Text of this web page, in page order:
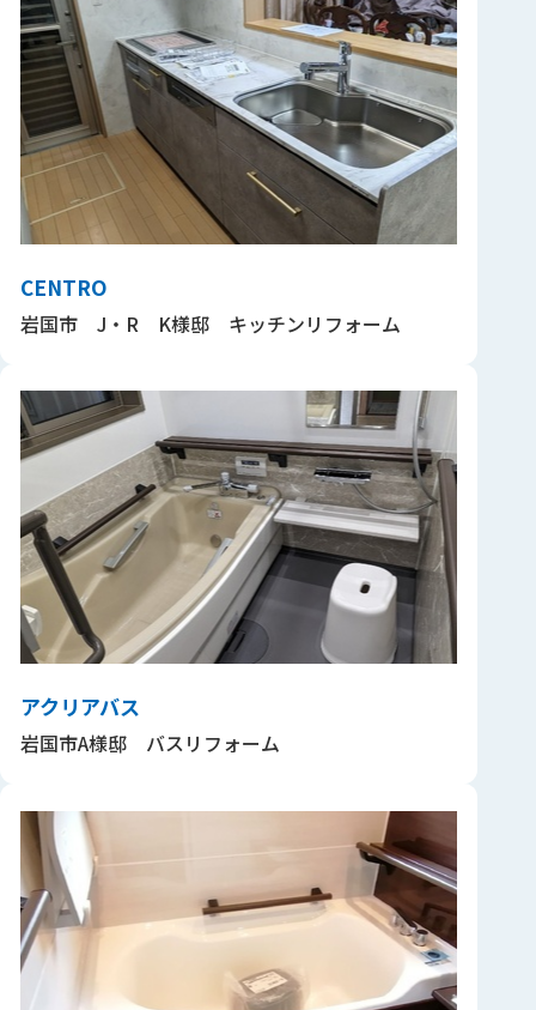
CENTRO
岩国市 J・R K様邸 キッチンリフォーム
アクリアバス
岩国市A様邸 バスリフォーム